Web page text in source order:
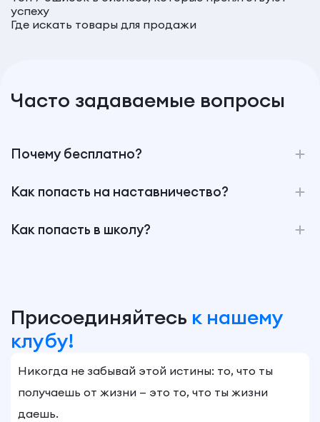
успеху
Где искать товары для продажи
Часто задаваемые вопросы
Почему бесплатно?
Как попасть на наставничество?
Как попасть в школу?
Присоединяйтесь к нашему
клубу!
Никогда не забывай этой истины: то, что ты
получаешь от жизни — это то, что ты жизни
даешь.